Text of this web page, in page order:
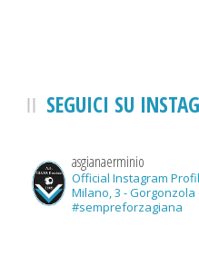
SEGUICI SU
asgianaerminio
Official Instagram
Milano, 3 - Gorgonzola
#sempreforzagiana